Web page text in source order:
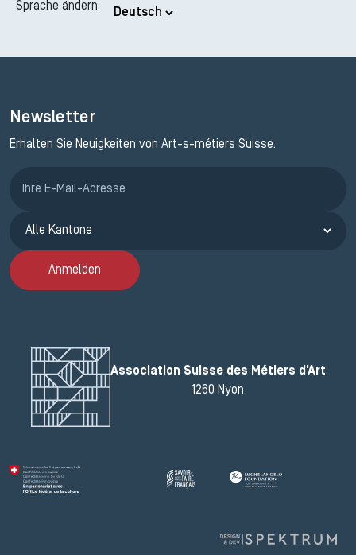
Sprache ändern
Newsletter
Erhalten Sie Neuigkeiten von Art-s-métiers Suisse.
Anmelden
Association Suisse des Métiers d'Art
1260 Nyon